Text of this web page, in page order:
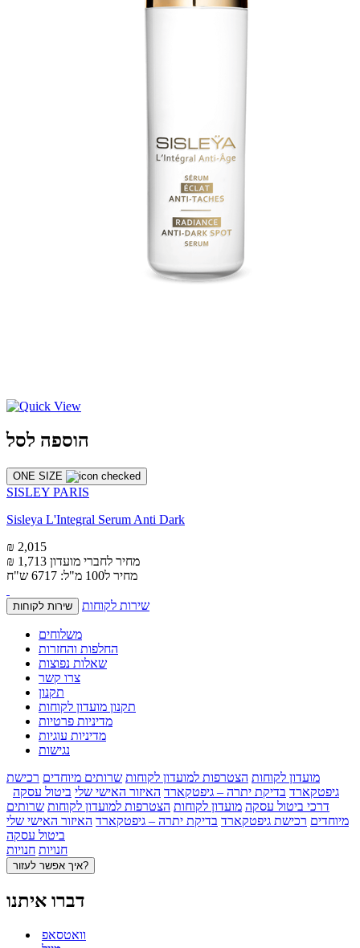
הוספה לסל
ONE SIZE
SISLEY PARIS
Sisleya L'Integral Serum Anti Dark
₪ 2,015
₪ 1,713 מחיר לחברי מועדון
מחיר ל100 מ"ל: 6717 ש"ח
שירות לקוחות שירות לקוחות
משלוחים
החלפות והחזרות
שאלות נפוצות
צרו קשר
תקנון
תקנון מועדון לקוחות
מדיניות פרטיות
מדיניות עוגיות
נגישות
מועדון לקוחות הצטרפות למועדון לקוחות שרותים מיוחדים רכישת
גיפטקארד בדיקת יתרה – גיפטקארד האיזור האישי שלי ביטול עסקה
דרכי ביטול עסקה מועדון לקוחות הצטרפות למועדון לקוחות שרותים
מיוחדים רכישת גיפטקארד בדיקת יתרה – גיפטקארד האיזור האישי שלי
ביטול עסקה
חנויות חנויות
איך אפשר לעזור?
דברו איתנו
וואטסאפ